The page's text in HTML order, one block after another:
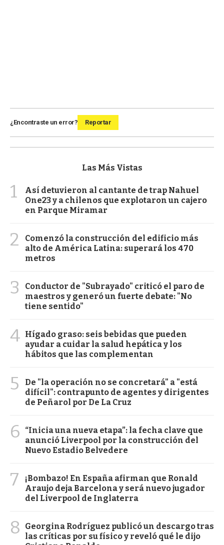
¿Encontraste un error? Reportar
Las Más Vistas
1
Así detuvieron al cantante de trap Nahuel
One23 y a chilenos que explotaron un cajero
en Parque Miramar
2
Comenzó la construcción del edificio más
alto de América Latina: superará los 470
metros
3
Conductor de "Subrayado" criticó el paro de
maestros y generó un fuerte debate: "No
tiene sentido"
4 Hígado graso: seis bebidas que pueden
ayudar a cuidar la salud hepática y los
hábitos que las complementan
5
De "la operación no se concretará" a "está
difícil": contrapunto de agentes y dirigentes
de Peñarol por De La Cruz
6
“Inicia una nueva etapa”: la fecha clave que
anunció Liverpool por la construcción del
Nuevo Estadio Belvedere
7
¡Bombazo! En España afirman que Ronald
Araujo deja Barcelona y será nuevo jugador
del Liverpool de Inglaterra
8
Georgina Rodríguez publicó un descargo tras
las críticas por su físico y reveló qué le dijo